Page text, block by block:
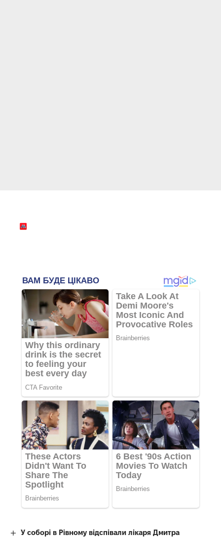
У соборі в Рівному відспівали лікаря Дмитра